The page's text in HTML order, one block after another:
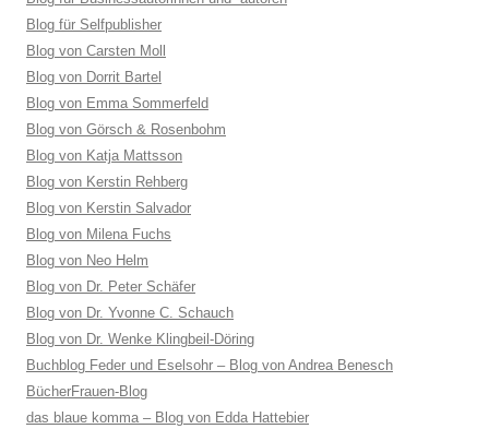
Blog für Selfpublisher
Blog von Carsten Moll
Blog von Dorrit Bartel
Blog von Emma Sommerfeld
Blog von Görsch & Rosenbohm
Blog von Katja Mattsson
Blog von Kerstin Rehberg
Blog von Kerstin Salvador
Blog von Milena Fuchs
Blog von Neo Helm
Blog von Dr. Peter Schäfer
Blog von Dr. Yvonne C. Schauch
Blog von Dr. Wenke Klingbeil-Döring
Buchblog Feder und Eselsohr – Blog von Andrea Benesch
BücherFrauen-Blog
das blaue komma – Blog von Edda Hattebier